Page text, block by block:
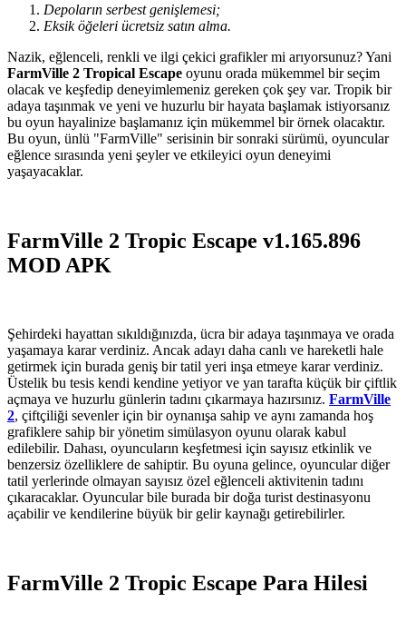
Depoların serbest genişlemesi;
Eksik öğeleri ücretsiz satın alma.
Nazik, eğlenceli, renkli ve ilgi çekici grafikler mi arıyorsunuz? Yani
FarmVille 2 Tropical Escape oyunu orada mükemmel bir seçim
olacak ve keşfedip deneyimlemeniz gereken çok şey var. Tropik bir
adaya taşınmak ve yeni ve huzurlu bir hayata başlamak istiyorsanız
bu oyun hayalinize başlamanız için mükemmel bir örnek olacaktır.
Bu oyun, ünlü "FarmVille" serisinin bir sonraki sürümü, oyuncular
eğlence sırasında yeni şeyler ve etkileyici oyun deneyimi
yaşayacaklar.
FarmVille 2 Tropic Escape v1.165.896
MOD APK
Şehirdeki hayattan sıkıldığınızda, ücra bir adaya taşınmaya ve orada
yaşamaya karar verdiniz. Ancak adayı daha canlı ve hareketli hale
getirmek için burada geniş bir tatil yeri inşa etmeye karar verdiniz.
Üstelik bu tesis kendi kendine yetiyor ve yan tarafta küçük bir çiftlik
açmaya ve huzurlu günlerin tadını çıkarmaya hazırsınız. FarmVille
2, çiftçiliği sevenler için bir oynanışa sahip ve aynı zamanda hoş
grafiklere sahip bir yönetim simülasyon oyunu olarak kabul
edilebilir. Dahası, oyuncuların keşfetmesi için sayısız etkinlik ve
benzersiz özelliklere de sahiptir. Bu oyuna gelince, oyuncular diğer
tatil yerlerinde olmayan sayısız özel eğlenceli aktivitenin tadını
çıkaracaklar. Oyuncular bile burada bir doğa turist destinasyonu
açabilir ve kendilerine büyük bir gelir kaynağı getirebilirler.
FarmVille 2 Tropic Escape Para Hilesi